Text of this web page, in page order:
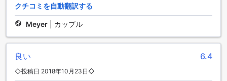
レの周辺を観光する際にはぜひご活用ください。
ホテル内には駐車場も完備されており、お車でお越しのお客
様にも便利です。さらに、シャトルサービスやタクシーサー
ビスもご利用いただけますので、周辺エリアの移動もスムー
ズに行えます。チケットサービスも提供しており、観光名所
やイベントへのアクセスも簡単になります。アッコ ビーチ ホ
お持ちのお客様にもおすすめです。
クチコミを自動翻訳する
Meyer カップル
良い 6.4
◇投稿日 2018年10月23日◇